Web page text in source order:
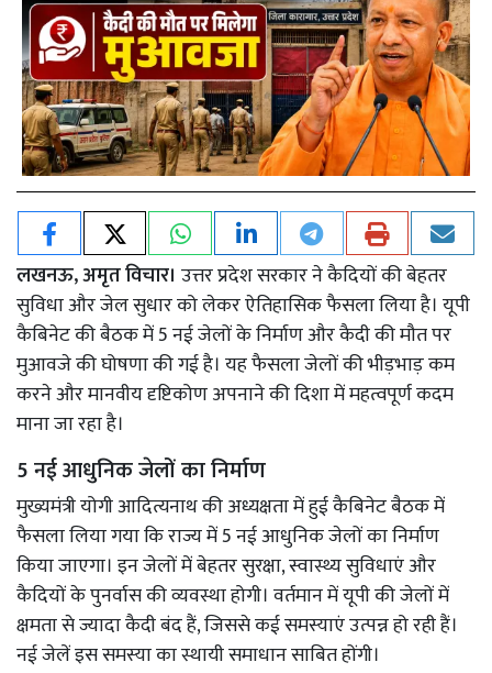
लखनऊ, अमृत विचार। उत्तर प्रदेश सरकार ने कैदियों की बेहतर
सुविधा और जेल सुधार को लेकर ऐतिहासिक फैसला लिया है। यूपी
कैबिनेट की बैठक में 5 नई जेलों के निर्माण और कैदी की मौत पर
मुआवजे की घोषणा की गई है। यह फैसला जेलों की भीड़भाड़ कम
करने और मानवीय दृष्टिकोण अपनाने की दिशा में महत्वपूर्ण कदम
माना जा रहा है।
5 नई आधुनिक जेलों का निर्माण
मुख्यमंत्री योगी आदित्यनाथ की अध्यक्षता में हुई कैबिनेट बैठक में
फैसला लिया गया कि राज्य में 5 नई आधुनिक जेलों का निर्माण
किया जाएगा। इन जेलों में बेहतर सुरक्षा, स्वास्थ्य सुविधाएं और
कैदियों के पुनर्वास की व्यवस्था होगी। वर्तमान में यूपी की जेलों में
क्षमता से ज्यादा कैदी बंद हैं, जिससे कई समस्याएं उत्पन्न हो रही हैं।
नई जेलें इस समस्या का स्थायी समाधान साबित होंगी।